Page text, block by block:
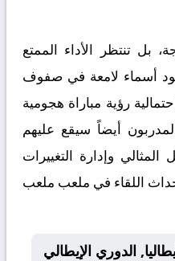
بل تنتظر الأداء الممتع
أسماء لامعة في صفوف
رؤية مباراة هجومية
أيضاً سيقع عليهم
وإدارة التغييرات
اللقاء في ملعب ملعب
الدوري الإيطالي